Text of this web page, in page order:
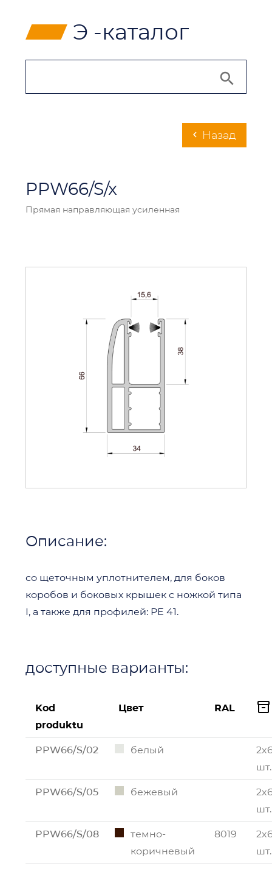
⸠ Э -каталог
chevron_left Hазад
PPW66/S/x
Прямая направляющая усиленная
Описание:
со щеточным уплотнителем, для боков
коробов и боковых крышек с ножкой типа
I, а также для профилей: PE 41.
доступные варианты:
Kod
produktu
Цвет RAL 
PPW66/S/02 белый
PPW66/S/05 бежевый
PPW66/S/08
темно-
коричневый
8019